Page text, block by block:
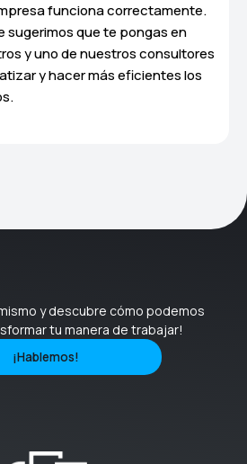
funciona correctamente.
sugerimos que te pongas en
y uno de nuestros consultores
y hacer más eficientes los
y descubre cómo podemos
tu manera de trabajar!
¡Hablemos!